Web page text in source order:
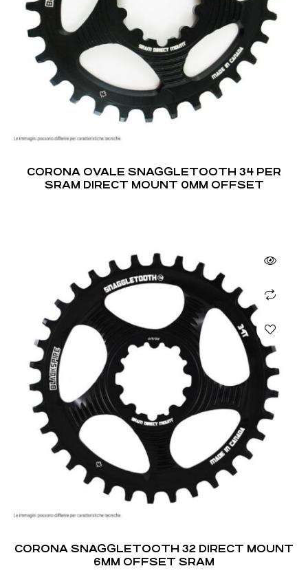
CORONA OVALE SNAGGLETOOTH 34 PER
SRAM DIRECT MOUNT 0MM OFFSET
CORONA SNAGGLETOOTH 32 DIRECT MOUNT
6MM OFFSET SRAM